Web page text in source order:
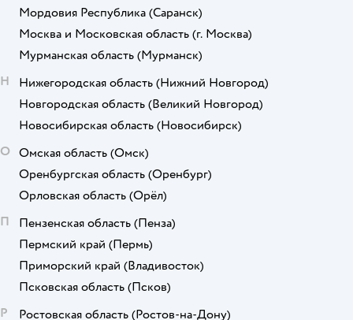
Мордовия Республика (Саранск)
Москва и Московская область (г. Москва)
Мурманская область (Мурманск)
Н
Нижегородская область (Нижний Новгород)
Новгородская область (Великий Новгород)
Новосибирская область (Новосибирск)
О Омская область (Омск)
Оренбургская область (Оренбург)
Орловская область (Орёл)
П
Пензенская область (Пенза)
Пермский край (Пермь)
Приморский край (Владивосток)
Псковская область (Псков)
Р
Ростовская область (Ростов-на-Дону)